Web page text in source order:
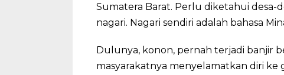
Sumatera Barat. Perlu diketahui desa-
nagari. Nagari sendiri adalah bahasa
Dulunya, konon, pernah terjadi banjir
masyarakatnya menyelamatkan diri